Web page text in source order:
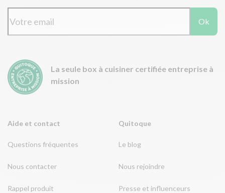
Aide et contact
Questions fréquentes
Nous contacter
Rappel produit
Quitoque
Le blog
Nous rejoindre
Presse et influenceurs
Ok
La seule box à cuisiner certifiée entreprise à
mission